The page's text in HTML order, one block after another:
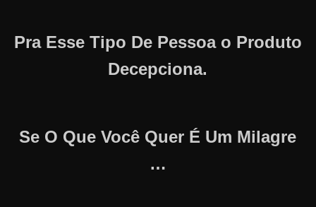
Pra Esse Tipo De Pessoa o Produto
Decepciona.
Se O Que Você Quer É Um Milagre
…